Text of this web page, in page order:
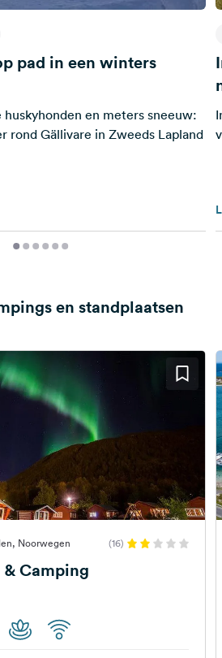
pad in een winters
huskyhonden en meters sneeuw:
rond Gällivare in Zweeds Lapland
en standplaatsen
Noorwegen (16)
Camping